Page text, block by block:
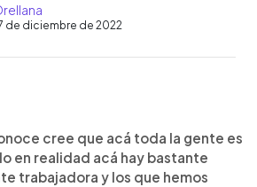
de diciembre de 2022
cree que acá toda la gente es
en realidad acá hay bastante
trabajadora y los que hemos